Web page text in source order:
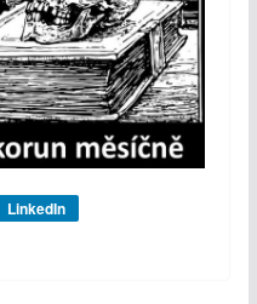
LinkedIn